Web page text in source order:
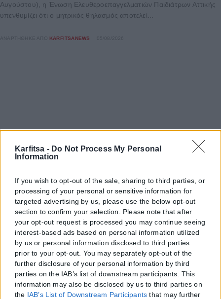
Karfitsa - Do Not Process My Personal
Information
If you wish to opt-out of the sale, sharing to third parties, or
processing of your personal or sensitive information for
targeted advertising by us, please use the below opt-out
section to confirm your selection. Please note that after
your opt-out request is processed you may continue seeing
interest-based ads based on personal information utilized
by us or personal information disclosed to third parties
prior to your opt-out. You may separately opt-out of the
further disclosure of your personal information by third
parties on the IAB’s list of downstream participants. This
information may also be disclosed by us to third parties on
the IAB’s List of Downstream Participants that may further
Αυγούστου), η Ένωση Ελευθεροεπαγγελματιών Παιδιάτρων Αττικής
υπενθυμίζει ότι ο μητρικός θηλασμός αποτελεί...
ΑΝΑΡΤΉΘΗΚΕ ΑΠΌ KARFITSANEWS